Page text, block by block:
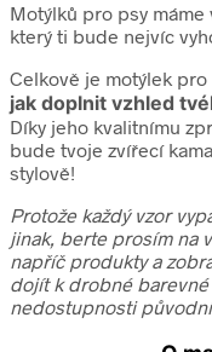
Motýlků pro psy
který ti bude nejvíc
Celkově je motýlek pro
jak doplnit vzhled
Díky jeho kvalitnímu
bude tvoje zvířecí
stylově!
Protože každý vzor
jinak, berte prosím na
napříč produkty a
dojít k drobné
nedostupnosti